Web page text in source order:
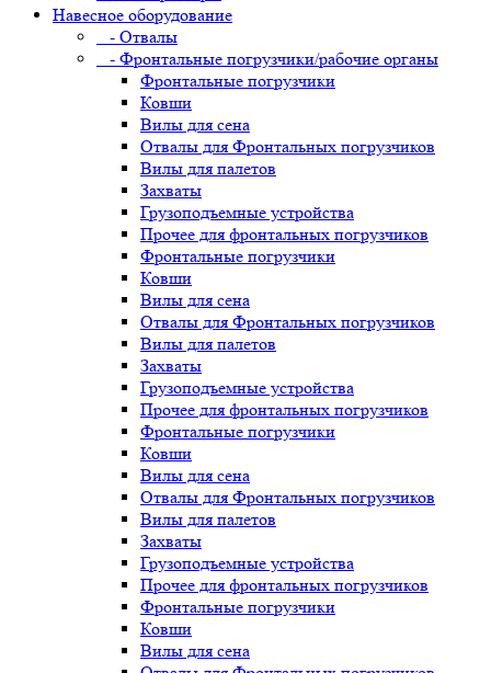
Навесное оборудование
- Отвалы
- Фронтальные погрузчики/рабочие органы
Фронтальные погрузчики
Ковши
Вилы для сена
Отвалы для Фронтальных погрузчиков
Вилы для палетов
Захваты
Грузоподъемные устройства
Прочее для фронтальных погрузчиков
Фронтальные погрузчики
Ковши
Вилы для сена
Отвалы для Фронтальных погрузчиков
Вилы для палетов
Захваты
Грузоподъемные устройства
Прочее для фронтальных погрузчиков
Фронтальные погрузчики
Ковши
Вилы для сена
Отвалы для Фронтальных погрузчиков
Вилы для палетов
Захваты
Грузоподъемные устройства
Прочее для фронтальных погрузчиков
Фронтальные погрузчики
Ковши
Вилы для сена